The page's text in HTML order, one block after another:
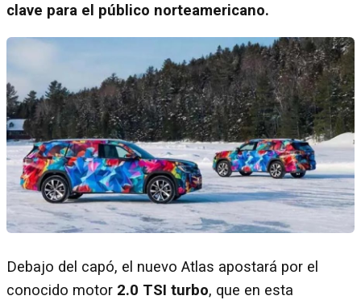
clave para el público norteamericano.
Debajo del capó, el nuevo Atlas apostará por el
conocido motor 2.0 TSI turbo, que en esta